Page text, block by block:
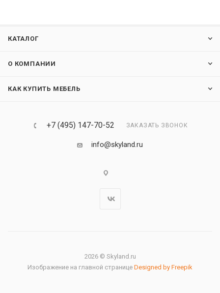
КАТАЛОГ
О КОМПАНИИ
КАК КУПИТЬ МЕБЕЛЬ
+7 (495) 147-70-52 ЗАКАЗАТЬ ЗВОНОК
info@skyland.ru
2026 © Skyland.ru
Изображение на главной странице Designed by Freepik